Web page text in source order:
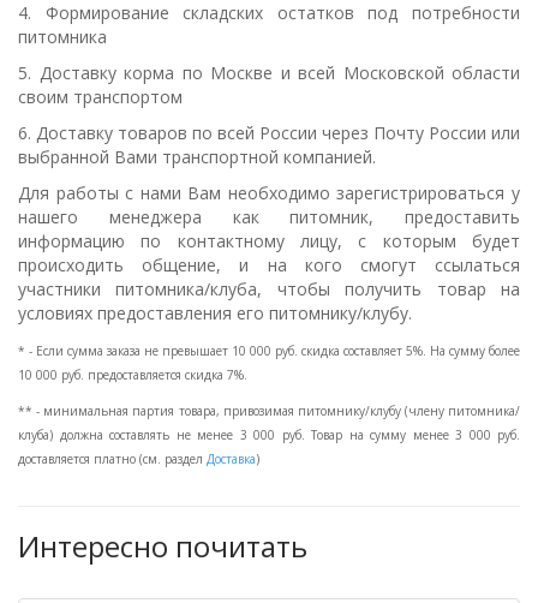
4. Формирование складских остатков под потребности
питомника
5. Доставку корма по Москве и всей Московской области
своим транспортом
6. Доставку товаров по всей России через Почту России или
выбранной Вами транспортной компанией.
Для работы с нами Вам необходимо зарегистрироваться у
нашего менеджера как питомник, предоставить
информацию по контактному лицу, с которым будет
происходить общение, и на кого смогут ссылаться
участники питомника/клуба, чтобы получить товар на
условиях предоставления его питомнику/клубу.
* - Если сумма заказа не превышает 10 000 руб. скидка составляет 5%. На сумму более
10 000 руб. предоставляется скидка 7%.
** - минимальная партия товара, привозимая питомнику/клубу (члену питомника/
клуба) должна составлять не менее 3 000 руб. Товар на сумму менее 3 000 руб.
доставляется платно (см. раздел Доставка)
Интересно почитать